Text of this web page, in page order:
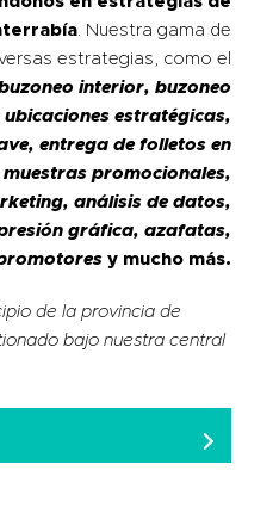
. Nuestra gama de
estrategias, como el
interior, buzoneo
estratégicas,
entrega de folletos en
promocionales,
análisis de datos,
gráfica, azafatas,
y mucho más.
de la provincia de
bajo nuestra central